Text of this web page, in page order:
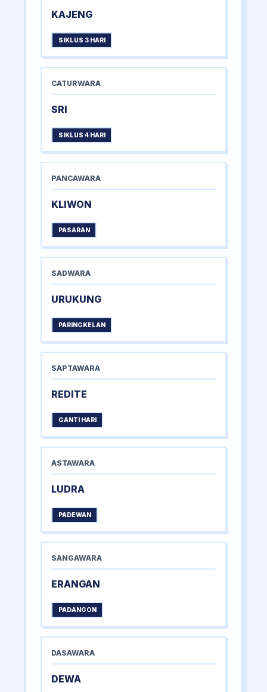
KAJENG
SIKLUS 3 HARI
CATURWARA
SRI
SIKLUS 4 HARI
PANCAWARA
KLIWON
PASARAN
SADWARA
URUKUNG
PARINGKELAN
SAPTAWARA
REDITE
GANTI HARI
ASTAWARA
LUDRA
PADEWAN
SANGAWARA
ERANGAN
PADANGON
DASAWARA
DEWA